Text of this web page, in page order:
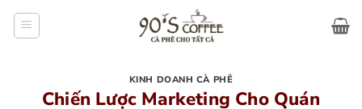
KINH DOANH CÀ PHÊ
Chiến Lược Marketing Cho Quán